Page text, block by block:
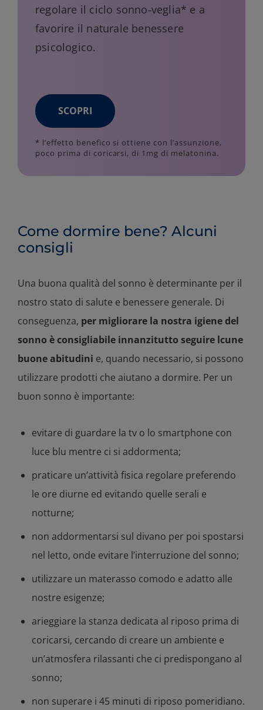
regolare il ciclo sonno-veglia* e a
favorire il naturale benessere
psicologico.
SCOPRI
* l’effetto benefico si ottiene con l’assunzione,
poco prima di coricarsi, di 1mg di melatonina.
Come dormire bene? Alcuni
consigli
Una buona qualità del sonno è determinante per il
nostro stato di salute e benessere generale. Di
conseguenza, per migliorare la nostra igiene del
sonno è consigliabile innanzitutto seguire lcune
buone abitudini e, quando necessario, si possono
utilizzare prodotti che aiutano a dormire. Per un
buon sonno è importante:
evitare di guardare la tv o lo smartphone con
luce blu mentre ci si addormenta;
praticare un’attività fisica regolare preferendo
le ore diurne ed evitando quelle serali e
notturne;
non addormentarsi sul divano per poi spostarsi
nel letto, onde evitare l’interruzione del sonno;
utilizzare un materasso comodo e adatto alle
nostre esigenze;
arieggiare la stanza dedicata al riposo prima di
coricarsi, cercando di creare un ambiente e
un’atmosfera rilassanti che ci predispongano al
sonno;
non superare i 45 minuti di riposo pomeridiano.